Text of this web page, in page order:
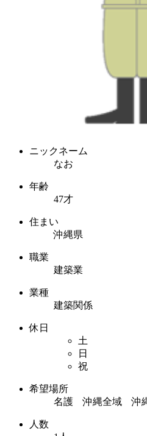
ニックネーム
なお
年齢
47才
住まい
沖縄県
職業
建築業
業種
建築関係
休日
土
日
祝
希望場所
名護 沖縄全域 沖
人数